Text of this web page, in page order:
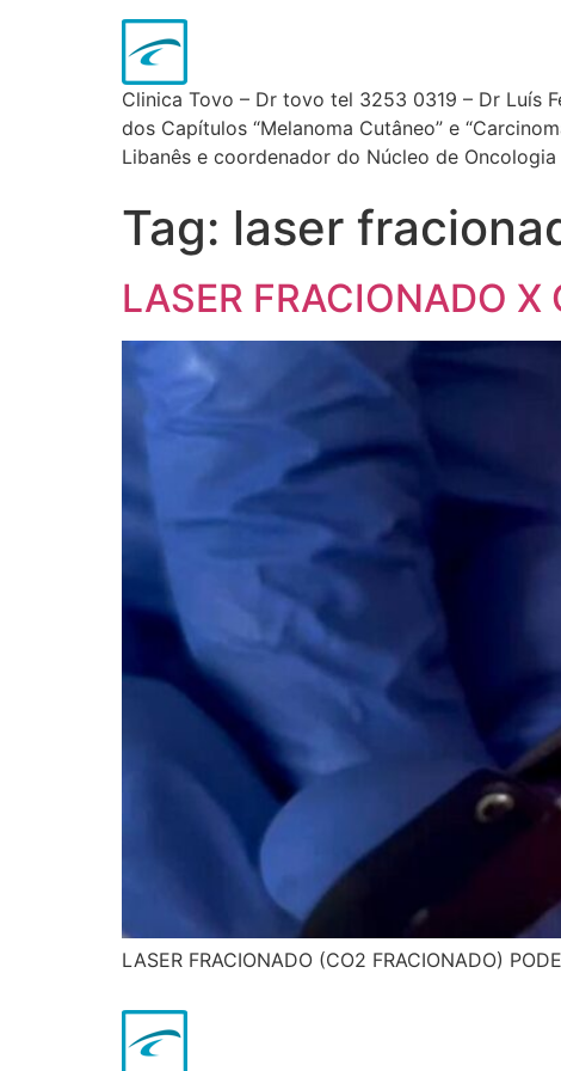
Clinica Tovo – Dr tovo tel 3253 0319 – Dr Luís
dos Capítulos “Melanoma Cutâneo” e
Libanês e coordenador do Núcleo de
Tag: laser
LASER FRACIONADO X
LASER FRACIONADO (CO2 FRACIONADO)